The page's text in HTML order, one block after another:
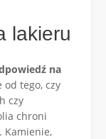
lakieru
na
od tego, czy
czy
chroni
Kamienie,